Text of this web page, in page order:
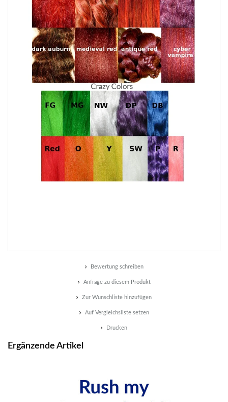
Bewertung schreiben
Anfrage zu diesem Produkt
Zur Wunschliste hinzufügen
Auf Vergleichsliste setzen
Drucken
Ergänzende Artikel